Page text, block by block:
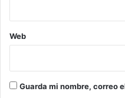
Web
Guarda mi nombre, correo